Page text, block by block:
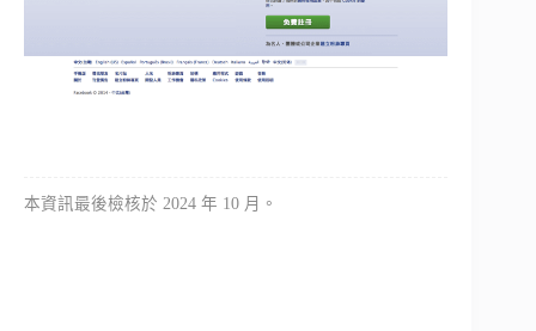
本資訊最後檢核於 2024 年 10 月。